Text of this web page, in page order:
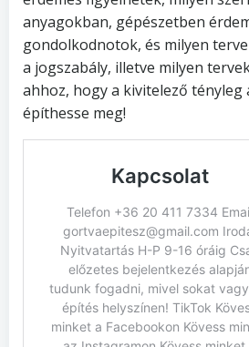
anyagokban, gépészetben
gondolkodnotok, és milyen
a jogszabály, illetve milyen
ahhoz, hogy a kivitelező
építhesse meg!